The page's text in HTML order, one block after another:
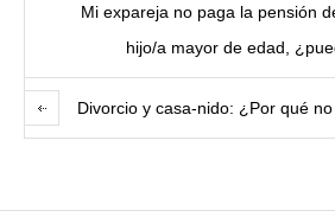
Mi expareja no paga la pensión
hijo/a mayor de edad,
Divorcio y casa-nido: ¿Por qué